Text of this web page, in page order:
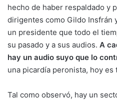
hecho de haber respaldado y
dirigentes como Gildo Insfrán
un presidente que todo el
su pasado y a sus audios. A
hay un audio suyo que lo
una picardía peronista, hoy es
Tal como observó, hay un